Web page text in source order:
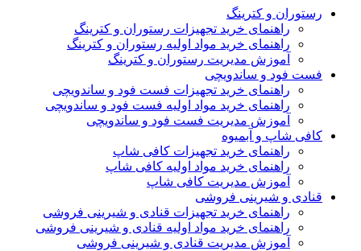
رستوران و کترینگ
راهنمای خرید تجهیزات رستوران و کترینگ
راهنمای خرید مواد اولیه رستوران و کترینگ
آموزش مدیریت رستوران و کترینگ
فست فود و ساندویچی
راهنمای خرید تجهیزات فست فود و ساندویچی
راهنمای خرید مواد اولیه فست فود و ساندویچی
آموزش مدیریت فست فود و ساندویچی
کافی شاپ و آبمیوه
راهنمای خرید تجهیزات کافی شاپ
راهنمای خرید مواد اولیه کافی‌ شاپ‌
آموزش مدیریت کافی شاپ
قنادی و شیرینی فروشی
راهنمای خرید تجهیزات قنادی و شیرینی فروشی
راهنمای خرید مواد اولیه قنادی و شیرینی فروشی
آموزش مدیریت قنادی و شیرینی فروشی